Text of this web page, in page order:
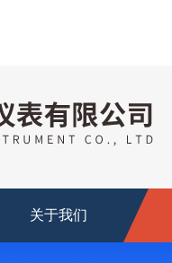
关于我们